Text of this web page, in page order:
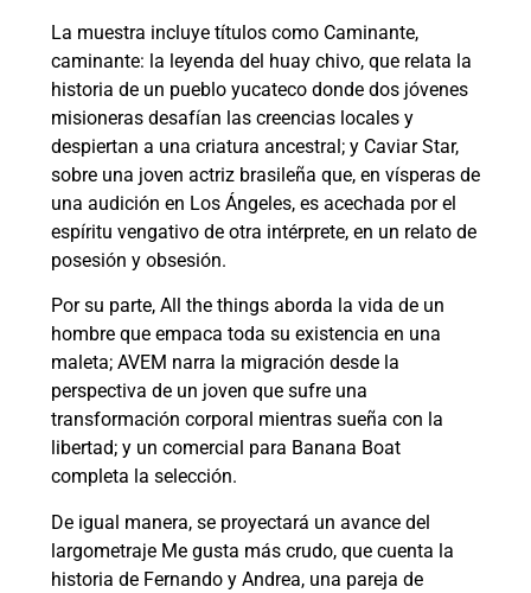
La muestra incluye títulos como Caminante,
caminante: la leyenda del huay chivo, que relata la
historia de un pueblo yucateco donde dos jóvenes
misioneras desafían las creencias locales y
despiertan a una criatura ancestral; y Caviar Star,
sobre una joven actriz brasileña que, en vísperas de
una audición en Los Ángeles, es acechada por el
espíritu vengativo de otra intérprete, en un relato de
posesión y obsesión.
Por su parte, All the things aborda la vida de un
hombre que empaca toda su existencia en una
maleta; AVEM narra la migración desde la
perspectiva de un joven que sufre una
transformación corporal mientras sueña con la
libertad; y un comercial para Banana Boat
completa la selección.
De igual manera, se proyectará un avance del
largometraje Me gusta más crudo, que cuenta la
historia de Fernando y Andrea, una pareja de